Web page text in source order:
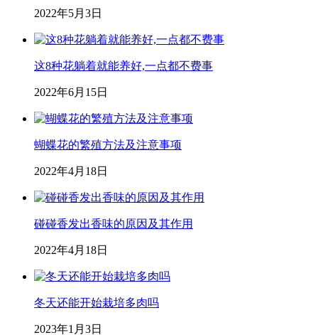
2022年5月3日
这8种花躺着就能养好,一点都不费事
2022年6月15日
蝴蝶花的繁殖方法及注意事项
2022年4月18日
碰碰香发出香味的原因及其作用
2022年4月18日
冬天还能开始栽培多肉吗
2023年1月3日